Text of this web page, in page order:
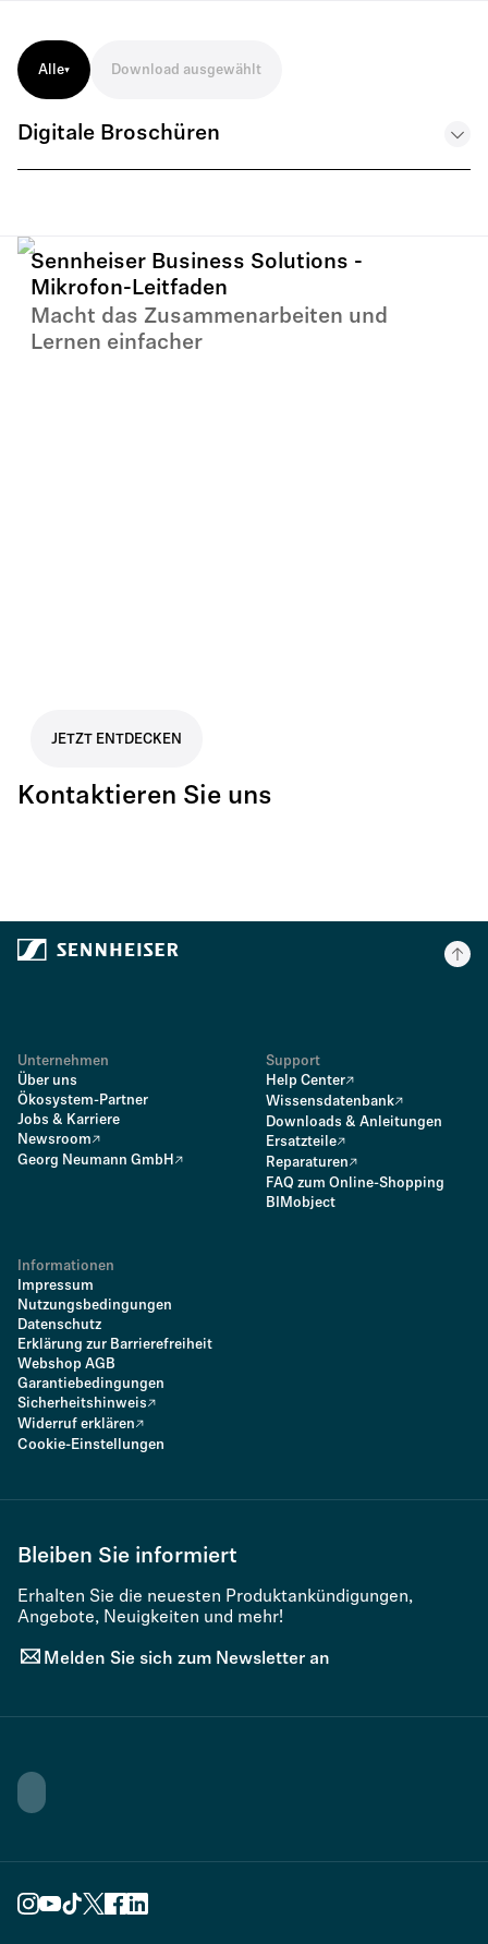
Alle Download ausgewählt
Digitale Broschüren
Mikrofon-Guide – DE
.PDF
Sennheiser Business Solutions -
Mikrofon-Leitfaden
Macht das Zusammenarbeiten und
Lernen einfacher
JETZT ENTDECKEN
Kontaktieren Sie uns
Unternehmen
Über uns
Ökosystem-Partner
Jobs & Karriere
Newsroom
Georg Neumann GmbH
Support
Help Center
Wissensdatenbank
Downloads & Anleitungen
Ersatzteile
Reparaturen
FAQ zum Online-Shopping
BIMobject
Informationen
Impressum
Nutzungsbedingungen
Datenschutz
Erklärung zur Barrierefreiheit
Webshop AGB
Garantiebedingungen
Sicherheitshinweis
Widerruf erklären
Cookie-Einstellungen
Bleiben Sie informiert
Erhalten Sie die neuesten Produktankündigungen,
Angebote, Neuigkeiten und mehr!
Melden Sie sich zum Newsletter an